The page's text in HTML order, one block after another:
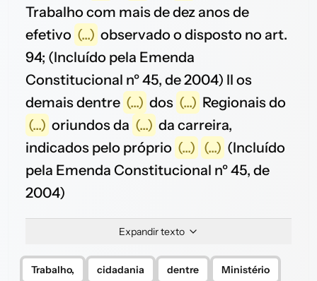
Trabalho com mais de dez anos de
efetivo (...) observado o disposto no art.
94; (Incluído pela Emenda
Constitucional nº 45, de 2004) II os
demais dentre (...) dos (...) Regionais do
(...) oriundos da (...) da carreira,
indicados pelo próprio (...) (...) (Incluído
pela Emenda Constitucional nº 45, de
2004)
Expandir texto
Trabalho, cidadania dentre Ministério